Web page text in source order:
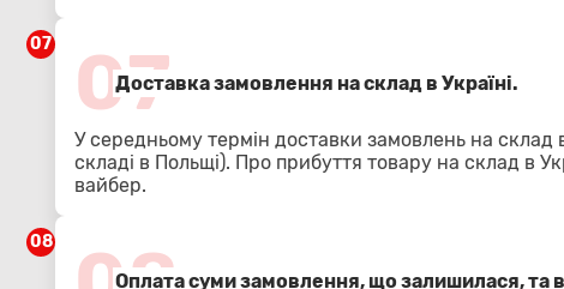
07 07
Доставка замовлення на склад в Україні.
У середньому термін доставки замовлень на
складі в Польщі). Про прибуття товару на склад в
вайбер.
08
Оплата суми замовлення, що залишилася,